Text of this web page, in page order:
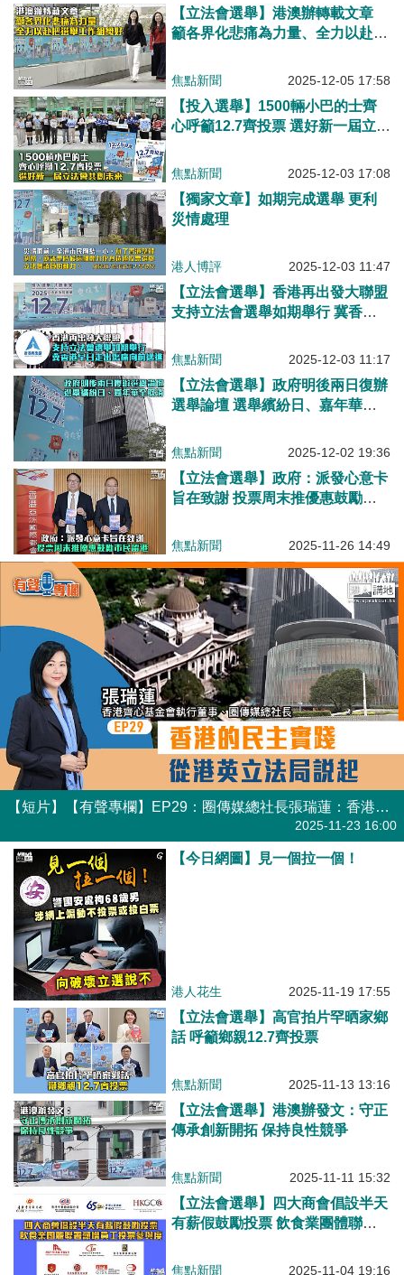
【立法會選舉】港澳辦轉載文章
籲各界化悲痛為力量、全力以赴把
焦點新聞 2025-12-05 17:58
【投入選舉】1500輛小巴的士齊
心呼籲12.7齊投票 選好新一屆立法
焦點新聞 2025-12-03 17:08
【獨家文章】如期完成選舉 更利
災情處理
港人博評 2025-12-03 11:47
【立法會選舉】香港再出發大聯盟
支持立法會選舉如期舉行 冀香港
焦點新聞 2025-12-03 11:17
【立法會選舉】政府明後兩日復辦
選舉論壇 選舉繽紛日、嘉年華全
焦點新聞 2025-12-02 19:36
【立法會選舉】政府：派發心意卡
旨在致謝 投票周末推優惠鼓勵市
焦點新聞 2025-11-26 14:49
【短片】【有聲專欄】EP29：圈傳媒總社長張瑞蓮：香港的民主實踐──從港英立法局說起
2025-11-23 16:00
【今日網圖】見一個拉一個！
港人花生 2025-11-19 17:55
【立法會選舉】高官拍片罕晒家鄉
話 呼籲鄉親12.7齊投票
焦點新聞 2025-11-13 13:16
【立法會選舉】港澳辦發文：守正
傳承創新開拓 保持良性競爭
焦點新聞 2025-11-11 15:32
【立法會選舉】四大商會倡設半天
有薪假鼓勵投票 飲食業團體聯署
焦點新聞 2025-11-04 19:16